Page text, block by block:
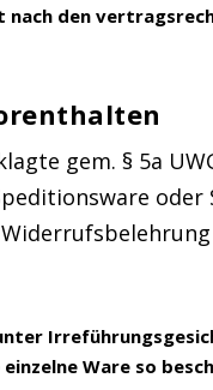
nach den
gem. § 5a
oder
einzelne Ware so